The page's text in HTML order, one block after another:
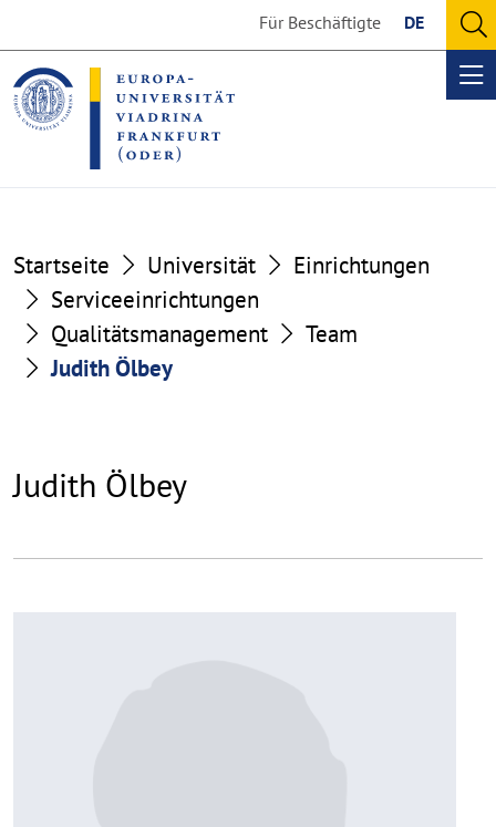
the
content
section
the
footer
section
Für Beschäftigte DE
Startseite Universität
Einrichtungen
Serviceeinrichtungen
Qualitätsmanagement
Team
Judith Ölbey
Judith Ölbey